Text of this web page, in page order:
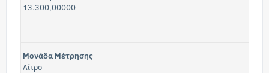
13.300,00000
Μονάδα Μέτρησης
Λίτρο